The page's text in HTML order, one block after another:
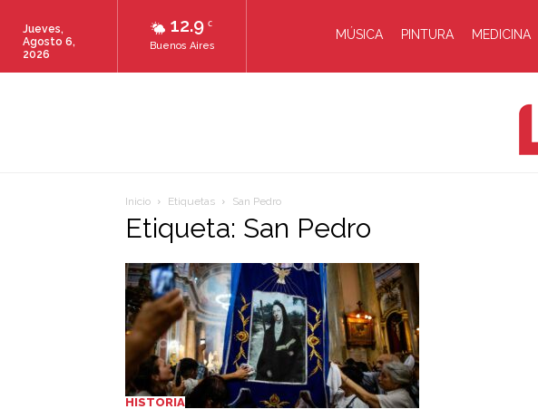
12.9 C
Buenos Aires
Jueves,
Agosto 6,
2026
MÚSICA PINTURA MEDICINA
Inicio Etiquetas San Pedro
Etiqueta: San Pedro
HISTORIA